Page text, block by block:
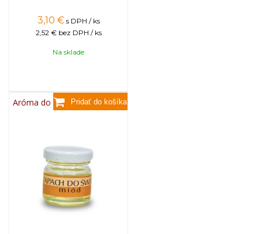
3,10 € s DPH / ks
2,52 € bez DPH / ks
Na sklade
Aróma do sviečok, 25g - med